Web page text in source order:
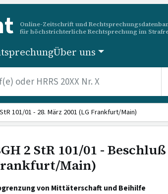
Online-Zeitschrift und
für höchstrichterliche Rechtsprechung im
Über uns
101/01 - 28. März 2001 (LG Frankfurt/Main)
2 StR 101/01 -
Main)
von Mittäterschaft und Beihilfe